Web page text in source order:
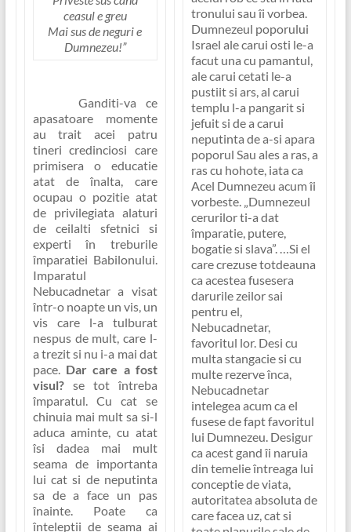
ceasul e greu
Mai sus de neguri e
Dumnezeu!”
Ganditi-va ce
apasatoare momente
au trait acei patru
tineri credinciosi care
primisera o educatie
atat de înalta, care
ocupau o pozitie atat
de privilegiata alaturi
de ceilalti sfetnici si
experti în treburile
împaratiei Babilonului.
Imparatul
Nebucadnetar a visat
într-o noapte un vis, un
vis care l-a tulburat
nespus de mult, care l-
a trezit si nu i-a mai dat
pace. Dar care a fost
visul?se tot întreba
împaratul. Cu cat se
chinuia mai mult sa si-l
aduca aminte, cu atat
îsi dadea mai mult
seama de importanta
lui cat si de neputinta
sa de a face un pas
înainte. Poate ca
înteleptii de seama ai
tronului sau îi vorbea.
Dumnezeul poporului
Israel ale carui osti le-a
facut una cu pamantul,
ale carui cetati le-a
pustiit si ars, al carui
templu l-a pangarit si
jefuit si de a carui
neputinta de a-si apara
poporul Sau ales a ras, a
ras cu hohote, iata ca
Acel Dumnezeu acum îi
vorbeste. „Dumnezeul
cerurilor ti-a dat
împaratie, putere,
bogatie si slava”. …Si el
care crezuse totdeauna
ca acestea fusesera
darurile zeilor sai
pentru el,
Nebucadnetar,
favoritul lor. Desi cu
multa stangacie si cu
multe rezerve înca,
Nebucadnetar
intelegea acum ca el
fusese de fapt favoritul
lui Dumnezeu. Desigur
ca acest gand îi naruia
din temelie întreaga lui
conceptie de viata,
autoritatea absoluta de
care facea uz, cat si